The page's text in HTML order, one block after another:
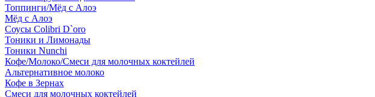
Топпинги/Мёд с Алоэ
Мёд с Алоэ
Соусы Colibri D`oro
Тоники и Лимонады
Тоники Nunchi
Кофе/Молоко/Смеси для молочных коктейлей
Альтернативное молоко
Кофе в Зернах
Смеси для молочных коктейлей